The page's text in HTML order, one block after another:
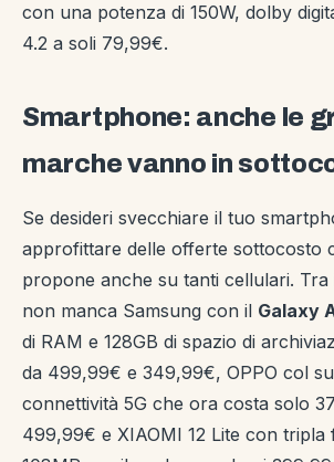
con una potenza di 150W, dolby
4.2 a soli 79,99€.
Smartphone: anche le
marche vanno in
Se desideri svecchiare il tuo
approfittare delle offerte sottocosto
propone anche su tanti cellulari. Tra
non manca Samsung con il Galaxy
di RAM e 128GB di spazio di
da 499,99€ e 349,99€, OPPO col
connettività 5G che ora costa solo
499,99€ e XIAOMI 12 Lite con tripla